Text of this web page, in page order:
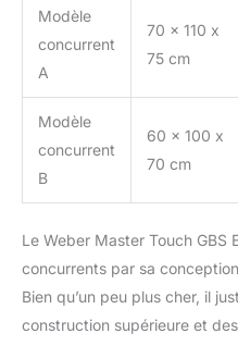
Modèle
concurrent
A
70 x 110 x
75 cm
Modèle
concurrent
B
60 x 100 x
70 cm
Le Weber Master Touch GBS
concurrents par sa
Bien qu’un peu plus cher, il
construction supérieure et